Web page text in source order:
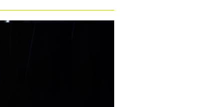
De nieuwe Orahovica Graševina 2019 is gearriveerd